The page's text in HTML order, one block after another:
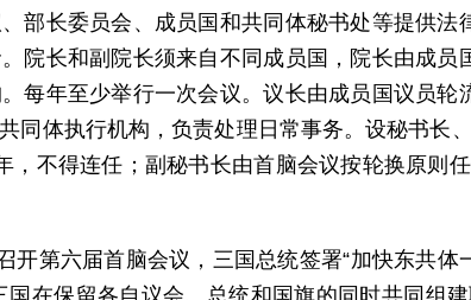
部长委员会、成员国和共同体秘书处等提供法
院长和副院长须来自不同成员国，院长由成员
每年至少举行一次会议。议长由成员国议员轮
同体执行机构，负责处理日常事务。设秘书长
，不得连任；副秘书长由首脑会议按轮换原则
开第六届首脑会议，三国总统签署“加快东共体
国在保留各自议会、总统和国旗的同时共同组